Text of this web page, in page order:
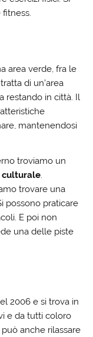
area verde, fra le
di un’area
restando in città. Il
mantenendosi
troviamo un
culturale.
trovare una
possono praticare
E poi non
una delle piste
2006 e si trova in
e da tutti coloro
anche rilassare